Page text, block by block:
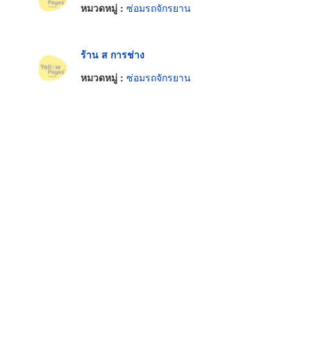
หมวดหมู่ : ซ่อมรถจักรยาน
ร้าน ส การช่าง
หมวดหมู่ : ซ่อมรถจักรยาน